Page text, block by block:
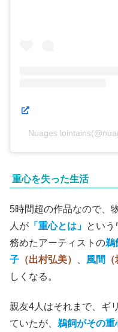
Nuages
重心を失った生活
5時間超の作品なので、
人が 「重心とは」 とい
務めたアーティストの鵜
子 （出村弘美） 風間
しくなる。
親友4人はそれまで、ギ
ていたが、 鵜飼がその重